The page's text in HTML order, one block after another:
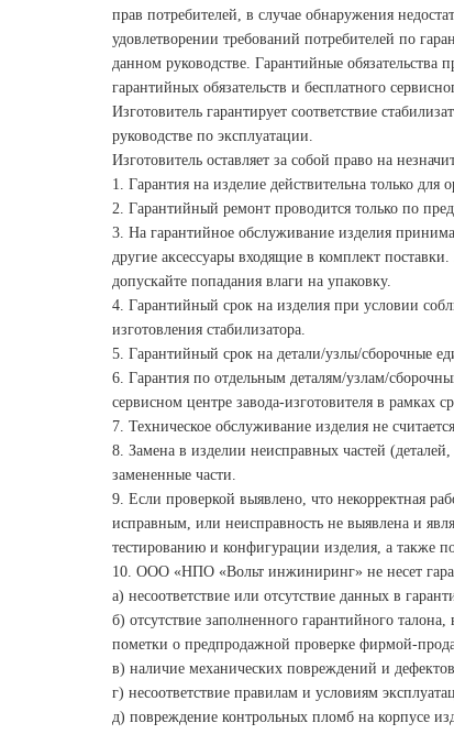
прав потребителей, в случае обнаружения
удовлетворении требований потребителей по
данном руководстве. Гарантийные обязательства
гарантийных обязательств и бесплатного
Изготовитель гарантирует соответствие
руководстве по эксплуатации.
Изготовитель оставляет за собой право на
1. Гарантия на изделие действительна только для
2. Гарантийный ремонт проводится только по
3. На гарантийное обслуживание изделия
другие аксессуары входящие в комплект
допускайте попадания влаги на упаковку.
4. Гарантийный срок на изделия при условии
изготовления стабилизатора.
5. Гарантийный срок на детали/узлы/сборочные
6. Гарантия по отдельным деталям/узлам/
сервисном центре завода-изготовителя в рамках
7. Техническое обслуживание изделия не
8. Замена в изделии неисправных частей
замененные части.
9. Если проверкой выявлено, что некорректная
исправным, или неисправность не выявлена и
тестированию и конфигурации изделия, а также
10. ООО «НПО «Вольт инжиниринг» не несет
a) несоответствие или отсутствие данных в
б) отсутствие заполненного гарантийного
пометки о предпродажной проверке фирмой-
в) наличие механических повреждений и
г) несоответствие правилам и условиям
д) повреждение контрольных пломб на корпусе